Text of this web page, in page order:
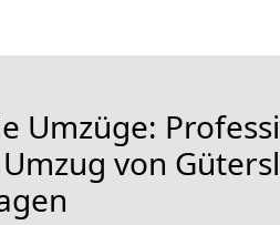
Umzüge:
von